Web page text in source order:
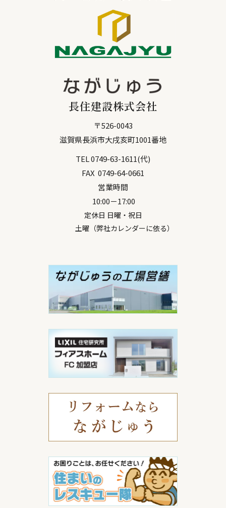
長住建設株式会社
〒526-0043
滋賀県長浜市大戌亥町1001番地
TEL0749-63-1611(代)
FAX 0749-64-0661
営業時間
10:00－17:00
定休日 日曜・祝日
土曜（弊社カレンダーに依る）